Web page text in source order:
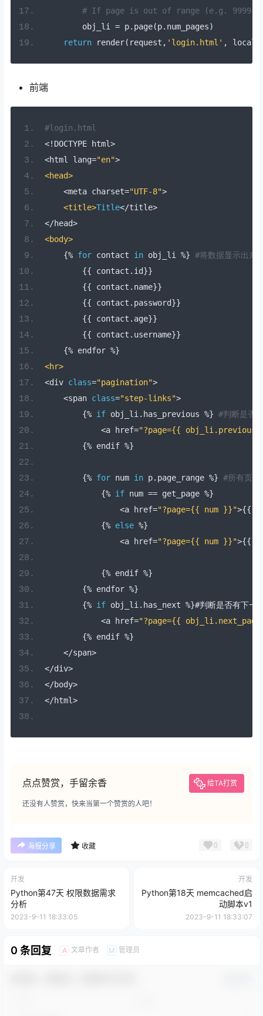
# If page is out of range (e.g.
        obj_li
= p. page(p. num_pages)
return render( request , 'login.html' , locals
前端
#login.html
<! DOCTYPE html>
<html lang="en">
<head>
<meta charset="UTF-8">
<title>Title</title>
</head>
<body>
{% for contact in obj_li %} #将数据显示出来
{{ contact . id}}
{{ contact . name}}
{{ contact . password}}
{{ contact . age}}
{{ contact . username}}
{% endfor %}
<hr>
<div class="pagination">
<span class="step-links">
{% if obj_li . has_previous %} #判断是否
<a href="?page={{
{% endif %}
{% for num in p. page_range %} #所有页数
{% if num == get_page %}
<a href="?page={{ num }}">{{
{% else %}
<a href="?page={{ num }}">{{
{% endif %}
{% endfor %}
{% if obj_li . has_next %}#判断是否有下一
<a href="?page={{
{% endif %}
</span>
</div>
</body>
</html>
点点赞赏，手留余香 给TA打赏
还没有人赞赏，快来当第一个赞赏的人吧！
海报分享 收藏 0 0
开发
Python第47天 权限数据需求
分析
2023-9-11 18:33:05
开发
Python第18天 memcached启
动脚本v1
2023-9-11 18:33:07
0 条回复 A 文章作者 M 管理员